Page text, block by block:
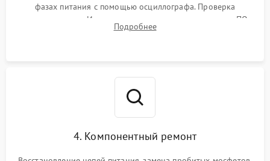
фазах питания с помощью осциллографа. Проверка
инициализации. Использование специализированного ПО
MATS
Подробнее
4. Компонентный ремонт